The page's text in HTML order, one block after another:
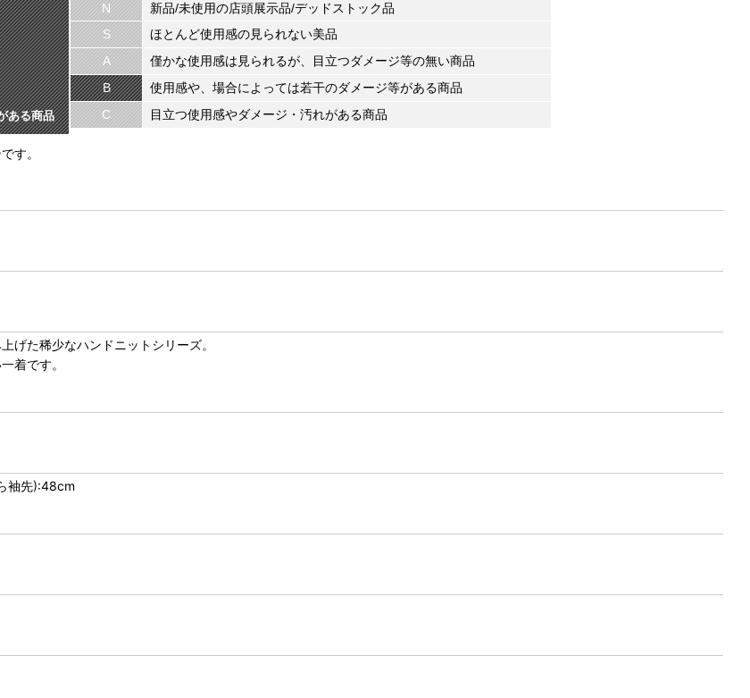
ある商品
N
新品/未使用の店頭展示品/デッドストック品
S
ほとんど使用感の見られない美品
A
僅かな使用感は見られるが、目立つダメージ等の無い商品
B
使用感や、場合によっては若干のダメージ等がある商品
C
目立つ使用感やダメージ・汚れがある商品
す。
げた稀少なハンドニットシリーズ。
着です。
袖先):48cm